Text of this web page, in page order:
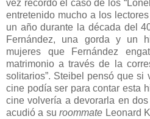
vez recordó el caso de los
entretenido mucho a los
un año durante la década del
Fernández, una gorda y un
mujeres que Fernández
matrimonio a través de la
solitarios”. Steibel pensó que si
cine podía ser para contar esta
cine volvería a devorarla en
acudió a suroommate Leonard